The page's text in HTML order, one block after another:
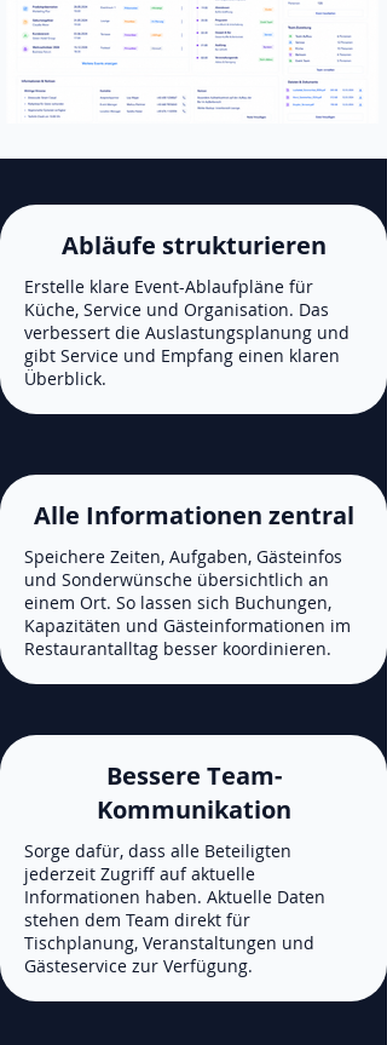
Abläufe strukturieren
Erstelle klare Event-Ablaufpläne für
Küche, Service und Organisation. Das
verbessert die Auslastungsplanung und
gibt Service und Empfang einen klaren
Überblick.
Alle Informationen zentral
Speichere Zeiten, Aufgaben, Gästeinfos
und Sonderwünsche übersichtlich an
einem Ort. So lassen sich Buchungen,
Kapazitäten und Gästeinformationen im
Restaurantalltag besser koordinieren.
Bessere Team-
Kommunikation
Sorge dafür, dass alle Beteiligten
jederzeit Zugriff auf aktuelle
Informationen haben. Aktuelle Daten
stehen dem Team direkt für
Tischplanung, Veranstaltungen und
Gästeservice zur Verfügung.